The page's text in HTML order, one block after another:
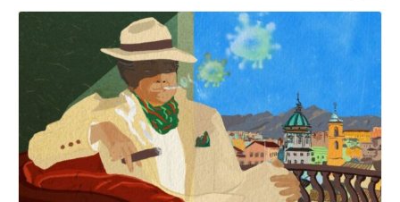
More Information